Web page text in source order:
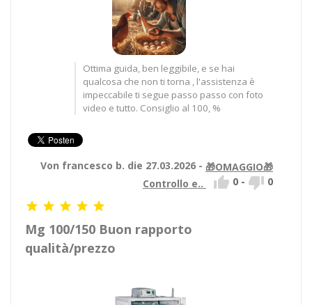
Ottima guida, ben leggibile, e se hai
qualcosa che non ti torna , l'assistenza è
impeccabile ti segue passo passo con foto
video e tutto. Consiglio al 100, %
Von francesco b. die 27.03.2026 - 🎁OMAGGIO🎁
Controllo e..
 0 -  0
    
Mg 100/150 Buon rapporto
qualità/prezzo